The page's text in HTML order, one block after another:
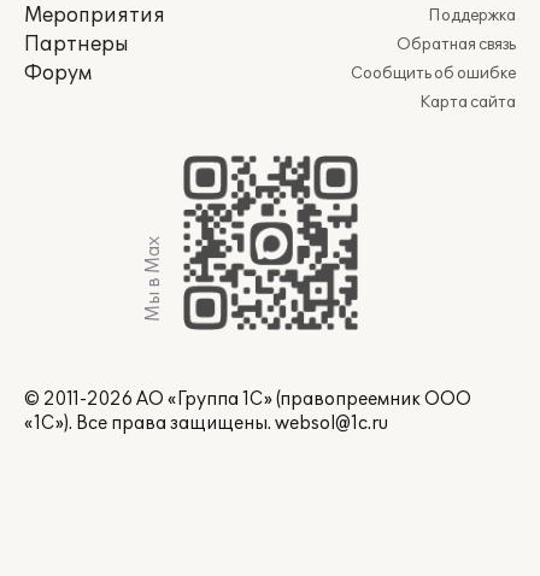
Мероприятия
Партнеры
Форум
Поддержка
Обратная связь
Сообщить об ошибке
Карта сайта
Мы в Max
© 2011-2026 АО «Группа 1С» (правопреемник ООО
«1С»). Все права защищены. websol@1c.ru